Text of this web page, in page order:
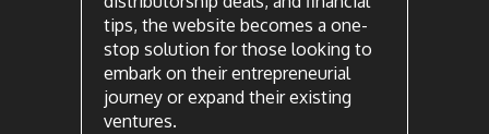
tips, the website becomes a one-
stop solution for those looking to
embark on their entrepreneurial
journey or expand their existing
ventures.